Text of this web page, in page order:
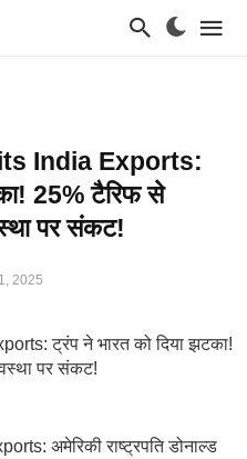
India Exports:
25% टैरिफ से
पर संकट!
2025
अमेरिकी राष्ट्रपति डोनाल्ड